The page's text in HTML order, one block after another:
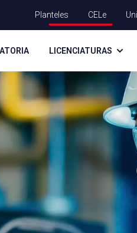
Planteles CELe
LICENCIATURAS